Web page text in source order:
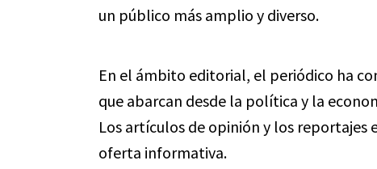
un público más amplio y diverso.
En el ámbito editorial, el periódico ha
que abarcan desde la política y la
Los artículos de opinión y los reportajes
oferta informativa.